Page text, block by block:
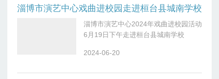
淄博市演艺中心戏曲进校园走进桓台县城南学校
淄博市演艺中心2024年戏曲进校园活动
6月19日下午走进桓台县城南学校
2024-06-20